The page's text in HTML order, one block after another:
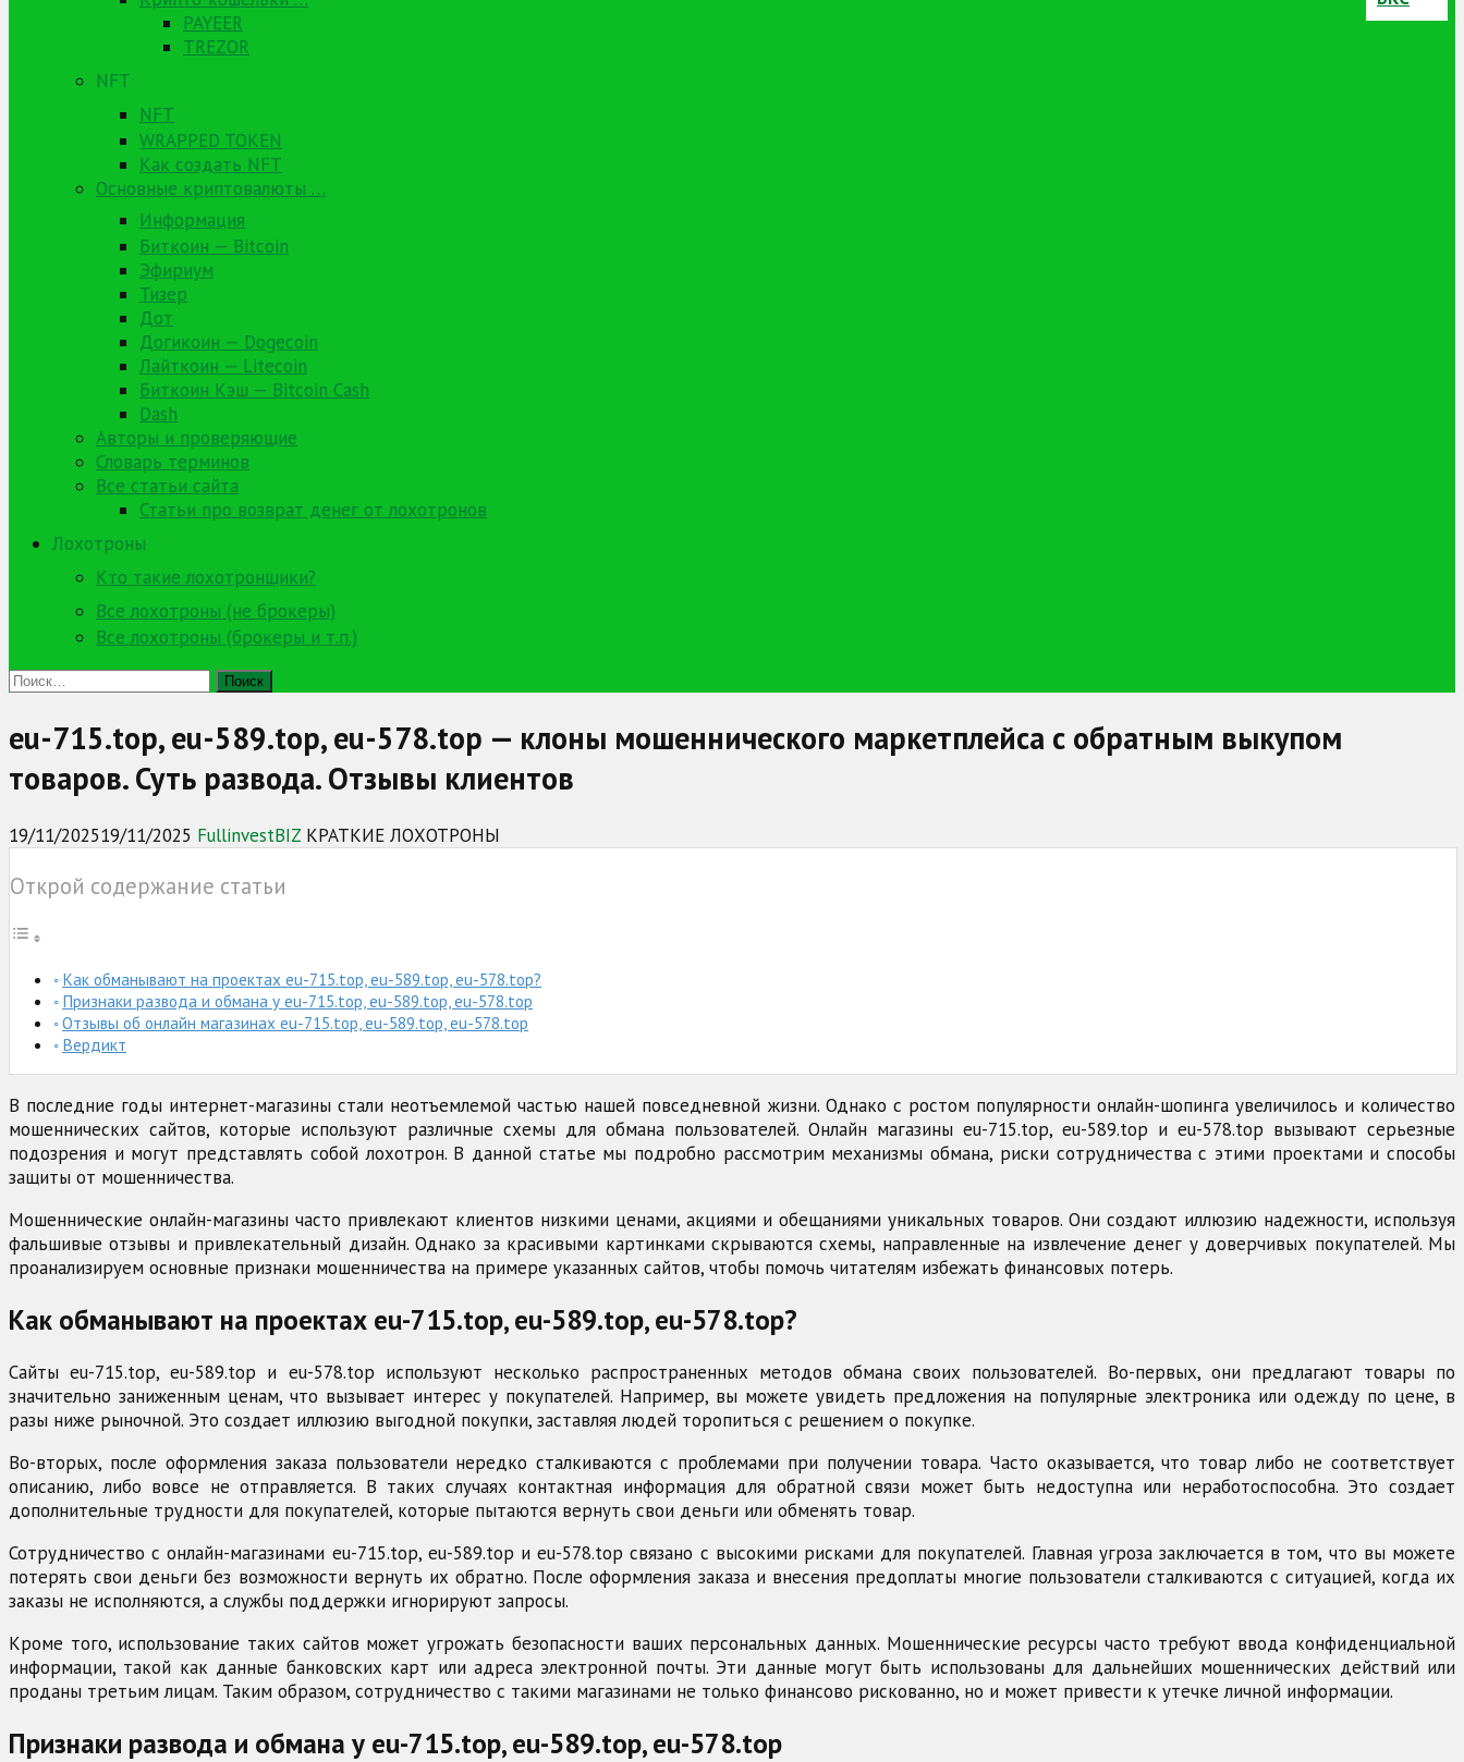
PAYEER
TREZOR
NFT
NFT
WRAPPED TOKEN
Как создать NFT
Основные криптовалюты …
Информация
Биткоин — Bitcoin
Эфириум
Тизер
Дот
Догикоин — Dogecoin
Лайткоин — Litecoin
Биткоин Кэш — Bitcoin Cash
Dash
Авторы и проверяющие
Словарь терминов
Все статьи сайта
Статьи про возврат денег от лохотронов
Лохотроны
Кто такие лохотронщики?
Все лохотроны (не брокеры)
Все лохотроны (брокеры и т.п.)
Найти:
eu-715.top, eu-589.top, eu-578.top — клоны мошеннического маркетплейса с обратным выкупом
товаров. Суть развода. Отзывы клиентов
19/11/202519/11/2025 FullinvestBIZ КРАТКИЕ ЛОХОТРОНЫ
Открой содержание статьи
Как обманывают на проектах eu-715.top, eu-589.top, eu-578.top?
Признаки развода и обмана у eu-715.top, eu-589.top, eu-578.top
Отзывы об онлайн магазинах eu-715.top, eu-589.top, eu-578.top
Вердикт
В последние годы интернет-магазины стали неотъемлемой частью нашей повседневной жизни. Однако с ростом популярности онлайн-шопинга увеличилось и количество
мошеннических сайтов, которые используют различные схемы для обмана пользователей. Онлайн магазины eu-715.top, eu-589.top и eu-578.top вызывают серьезные
подозрения и могут представлять собой лохотрон. В данной статье мы подробно рассмотрим механизмы обмана, риски сотрудничества с этими проектами и способы
защиты от мошенничества.
Мошеннические онлайн-магазины часто привлекают клиентов низкими ценами, акциями и обещаниями уникальных товаров. Они создают иллюзию надежности, используя
фальшивые отзывы и привлекательный дизайн. Однако за красивыми картинками скрываются схемы, направленные на извлечение денег у доверчивых покупателей. Мы
проанализируем основные признаки мошенничества на примере указанных сайтов, чтобы помочь читателям избежать финансовых потерь.
Как обманывают на проектах eu-715.top, eu-589.top, eu-578.top?
Сайты eu-715.top, eu-589.top и eu-578.top используют несколько распространенных методов обмана своих пользователей. Во-первых, они предлагают товары по
значительно заниженным ценам, что вызывает интерес у покупателей. Например, вы можете увидеть предложения на популярные электроника или одежду по цене, в
разы ниже рыночной. Это создает иллюзию выгодной покупки, заставляя людей торопиться с решением о покупке.
Во-вторых, после оформления заказа пользователи нередко сталкиваются с проблемами при получении товара. Часто оказывается, что товар либо не соответствует
описанию, либо вовсе не отправляется. В таких случаях контактная информация для обратной связи может быть недоступна или неработоспособна. Это создает
дополнительные трудности для покупателей, которые пытаются вернуть свои деньги или обменять товар.
Сотрудничество с онлайн-магазинами eu-715.top, eu-589.top и eu-578.top связано с высокими рисками для покупателей. Главная угроза заключается в том, что вы можете
потерять свои деньги без возможности вернуть их обратно. После оформления заказа и внесения предоплаты многие пользователи сталкиваются с ситуацией, когда их
заказы не исполняются, а службы поддержки игнорируют запросы.
Кроме того, использование таких сайтов может угрожать безопасности ваших персональных данных. Мошеннические ресурсы часто требуют ввода конфиденциальной
информации, такой как данные банковских карт или адреса электронной почты. Эти данные могут быть использованы для дальнейших мошеннических действий или
проданы третьим лицам. Таким образом, сотрудничество с такими магазинами не только финансово рискованно, но и может привести к утечке личной информации.
Признаки развода и обмана у eu-715.top, eu-589.top, eu-578.top